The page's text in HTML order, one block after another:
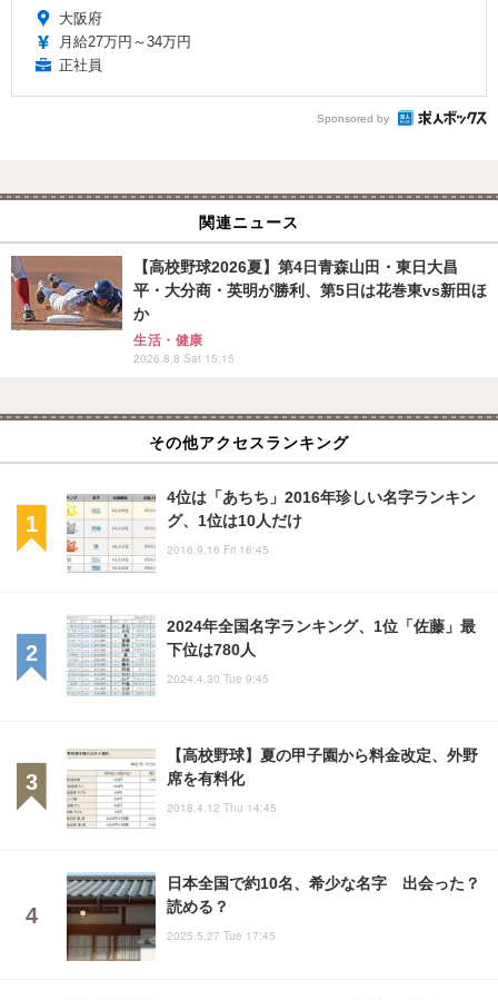
大阪府
月給27万円～34万円
正社員
Sponsored by
関連ニュース
【高校野球2026夏】第4日青森山田・東日大昌
平・大分商・英明が勝利、第5日は花巻東vs新田ほ
か
生活・健康
2026.8.8 Sat 15:15
その他アクセスランキング
4位は「あちち」2016年珍しい名字ランキン
グ、1位は10人だけ
2016.9.16 Fri 16:45
2024年全国名字ランキング、1位「佐藤」最
下位は780人
2024.4.30 Tue 9:45
【高校野球】夏の甲子園から料金改定、外野
席を有料化
2018.4.12 Thu 14:45
日本全国で約10名、希少な名字 出会った？
読める？
2025.5.27 Tue 17:45